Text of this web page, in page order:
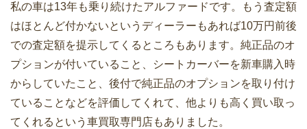
車の下取りと買い取りって違うの？高く
私の車は13年も乗り続けたアルファードです。もう査定額
はほとんど付かないというディーラーもあれば10万円前後
での査定額を提示してくるところもあります。純正品のオ
プションが付いていること、シートカーバーを新車購入時
からしていたこと、後付で純正品のオプションを取り付け
ていることなどを評価してくれて、他よりも高く買い取っ
てくれるという車買取専門店もありました。